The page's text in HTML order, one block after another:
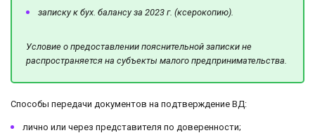
записку к бух. балансу за 2023 г. (ксерокопию).
Условие о предоставлении пояснительной записки не
распространяется на субъекты малого предпринимательства.
Способы передачи документов на подтверждение ВД:
лично или через представителя по доверенности;